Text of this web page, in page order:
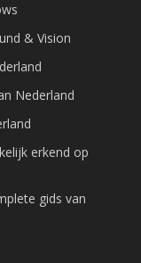
& Vision
Nederland
erkend op
gids van